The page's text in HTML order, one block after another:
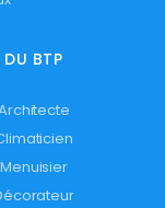
DU BTP
Menuisier